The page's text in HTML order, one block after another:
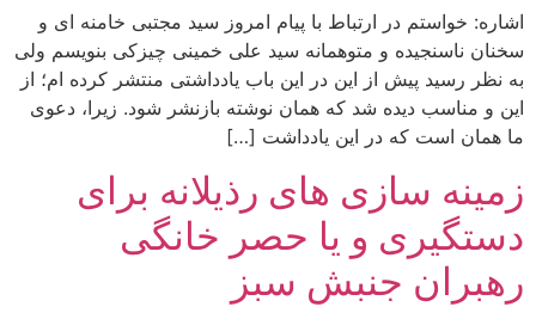
اشاره: خواستم در ارتباط با پیام امروز سید مجتبی خامنه ای و
سخنان ناسنجیده و متوهمانه سید علی خمینی چیزکی بنویسم ولی
به نظر رسید پیش از این در این باب یادداشتی منتشر کرده ام؛ از
این و مناسب دیده شد که همان نوشته بازنشر شود. زیرا، دعوی
ما همان است که در این یادداشت […]
زمینه سازی های رذیلانه برای
دستگیری و یا حصر خانگی
رهبران جنبش سبز